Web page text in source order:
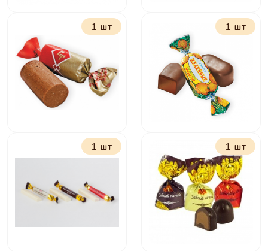
Маска Васильки
1 шт
Фронт
классические
1 шт
Желейные в
шоколаде в
ассортимете
1 шт 1 шт